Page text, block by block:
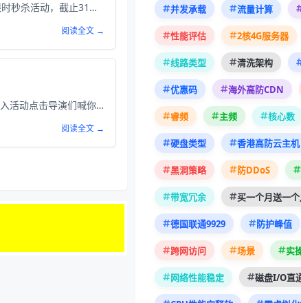
本次为大家分享的是QQ豪华绿钻买一年送一年 180元开通2年 活动介绍 本文是限时秒杀活动，截止31日结束，豪华绿钻180元买一年送一年；120元组团开通1年豪华绿钻，团长送30天豪华绿钻，需要豪华绿钻的可以开通。 活动截图 参与方式 打开手机QQ扫码或复制链接打开：https://y...
阅读全文 →
本次为大家分享的是腾讯视频抢现金红包和随机会员天数 活动介绍 本文很简单进入活动点击导演们喊你抢红包，可以参与红包雨抽奖；有机会获得随机腾讯视频会员和现金红包，还会送6个拼手气红包最高88元；小编亲测0.15+0.6元现金红包，提现后秒到QQ钱包，大家可以试试！ 活动截图 参与方式 手机QQ扫码或复制链接打开：https://f...
阅读全文 →
并发承载 流量计算
性能评估 2核4G服务器
线路类型 清洗架构
优惠码 海外高防CDN
睿频 主频 核心数
硬盘类型 香港高防云主机
黑洞策略 防DDoS
带宽冗余 买一个月送一
德国联通9929 防护峰值
跨网访问 场景 实
网络性能稳定 磁盘I/O直